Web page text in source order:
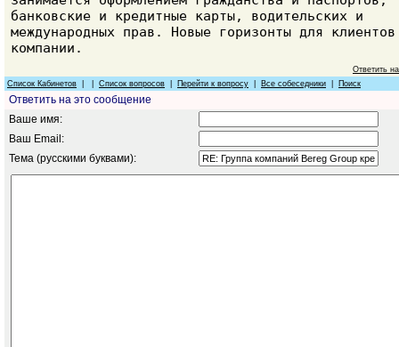
банковские и кредитные карты, водительских и
международных прав. Новые горизонты для клиентов
компании.
Ответить
Список Кабинетов
Список вопросов Перейти к вопросу Все собеседники Поиск
Ответить на это сообщение
Ваше имя:
Ваш Email:
Тема (русскими буквами):